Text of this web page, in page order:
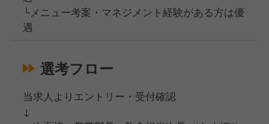
└メニュー考案・マネジメント経験がある方は優
遇
選考フロー
当求人よりエントリー・受付確認
↓